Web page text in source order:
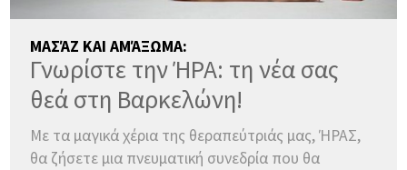
한국어
ΜΑΣΆΖ ΚΑΙ ΑΜΆΞΩΜΑ:
Γνωρίστε την ΉΡΑ: τη νέα σας
θεά στη Βαρκελώνη!
Με τα μαγικά χέρια της θεραπεύτριάς μας, ΉΡΑΣ,
θα ζήσετε μια πνευματική συνεδρία που θα